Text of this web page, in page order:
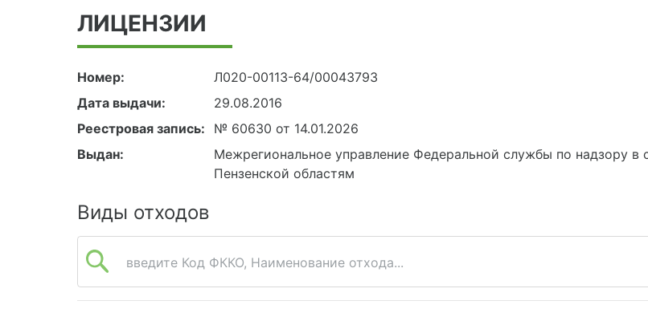
ЛИЦЕНЗИИ
Номер:
Л020-00113-64/00043793
Дата выдачи:
29.08.2016
Реестровая запись:
№ 60630 от 14.01.2026
Выдан:
Межрегиональное управление Федеральной службы по надзору в
Пензенской областям
Виды отходов
введите Код ФККО, Наименование отхода...